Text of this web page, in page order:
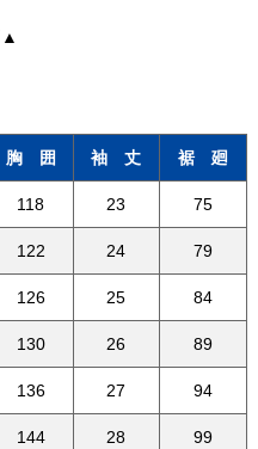
胸 囲 袖 丈 裾 廻
118 23 75
122 24 79
126 25 84
130 26 89
136 27 94
144 28 99